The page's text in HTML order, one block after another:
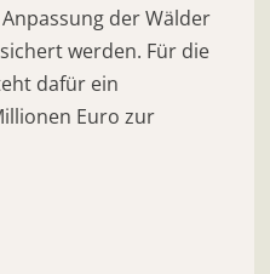
der Wälder
werden. Für die
dafür ein
Euro zur